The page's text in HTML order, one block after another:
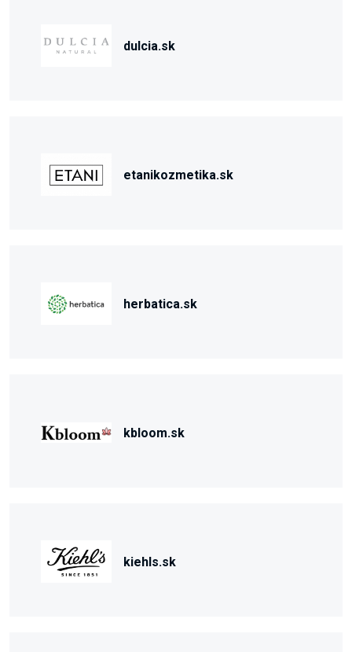
dulcia.sk
etanikozmetika.sk
herbatica.sk
kbloom.sk
kiehls.sk